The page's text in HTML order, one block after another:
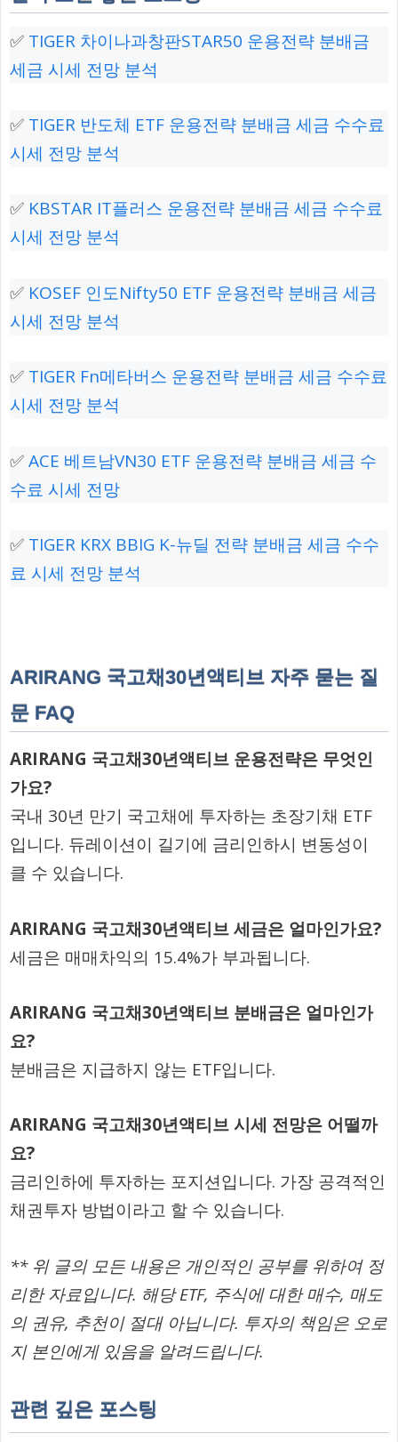
✅ TIGER 차이나과창판STAR50 운용전략 분배금
세금 시세 전망 분석
✅ TIGER 반도체 ETF 운용전략 분배금 세금 수수료
시세 전망 분석
✅ KBSTAR IT플러스 운용전략 분배금 세금 수수료
시세 전망 분석
✅ KOSEF 인도Nifty50 ETF 운용전략 분배금 세금
시세 전망 분석
✅ TIGER Fn메타버스 운용전략 분배금 세금 수수료
시세 전망 분석
✅ACE 베트남VN30 ETF 운용전략 분배금 세금 수
수료 시세 전망
✅ TIGER KRX BBIG K-뉴딜 전략 분배금 세금 수수
료 시세 전망 분석
ARIRANG 국고채30년액티브 자주 묻는 질
문 FAQ
ARIRANG 국고채30년액티브 운용전략은 무엇인
가요?
국내 30년 만기 국고채에 투자하는 초장기채 ETF
입니다. 듀레이션이 길기에 금리인하시 변동성이
클 수 있습니다.
ARIRANG 국고채30년액티브 세금은 얼마인가요?
세금은 매매차익의 15.4%가 부과됩니다.
ARIRANG 국고채30년액티브 분배금은 얼마인가
요?
분배금은 지급하지 않는 ETF입니다.
ARIRANG 국고채30년액티브 시세 전망은 어떨까
요?
금리인하에 투자하는 포지션입니다. 가장 공격적인
채권투자 방법이라고 할 수 있습니다.
** 위 글의 모든 내용은 개인적인 공부를 위하여 정
리한 자료입니다. 해당 ETF, 주식에 대한 매수, 매도
의 권유, 추천이 절대 아닙니다. 투자의 책임은 오로
지 본인에게 있음을 알려드립니다.
관련 깊은 포스팅